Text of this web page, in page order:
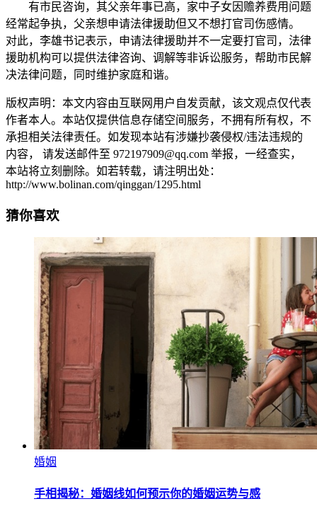
有市民咨询，其父亲年事已高，家中子女因赡养费用问题
经常起争执，父亲想申请法律援助但又不想打官司伤感情。
对此，李雄书记表示，申请法律援助并不一定要打官司，法律
援助机构可以提供法律咨询、调解等非诉讼服务，帮助市民解
决法律问题，同时维护家庭和谐。
版权声明：本文内容由互联网用户自发贡献，该文观点仅代表
作者本人。本站仅提供信息存储空间服务，不拥有所有权，不
承担相关法律责任。如发现本站有涉嫌抄袭侵权/违法违规的
内容， 请发送邮件至 972197909@qq.com 举报，一经查实，
本站将立刻删除。如若转载，请注明出处：
http://www.bolinan.com/qinggan/1295.html
猜你喜欢
婚姻
手相揭秘：婚姻线如何预示你的婚姻运势与感